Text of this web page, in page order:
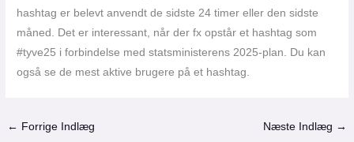
hashtag er belevt anvendt de sidste 24 timer eller den sidste
måned. Det er interessant, når der fx opstår et hashtag som
#tyve25 i forbindelse med statsministerens 2025-plan. Du kan
også se de mest aktive brugere på et hashtag.
← Forrige Indlæg Næste Indlæg →